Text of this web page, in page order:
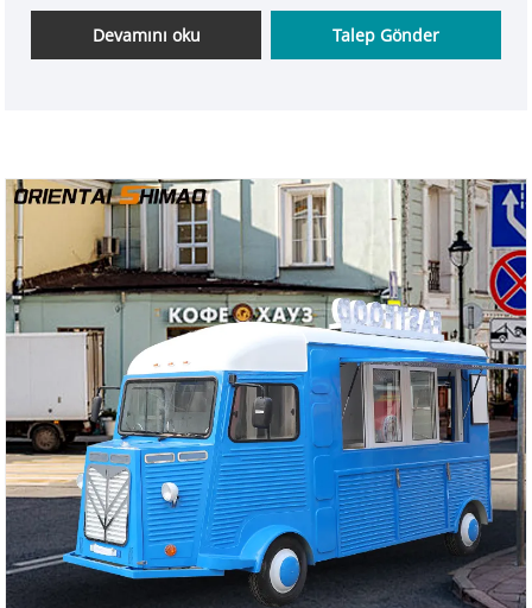
idealdir. şimdi al!
Devamını oku Talep Gönder